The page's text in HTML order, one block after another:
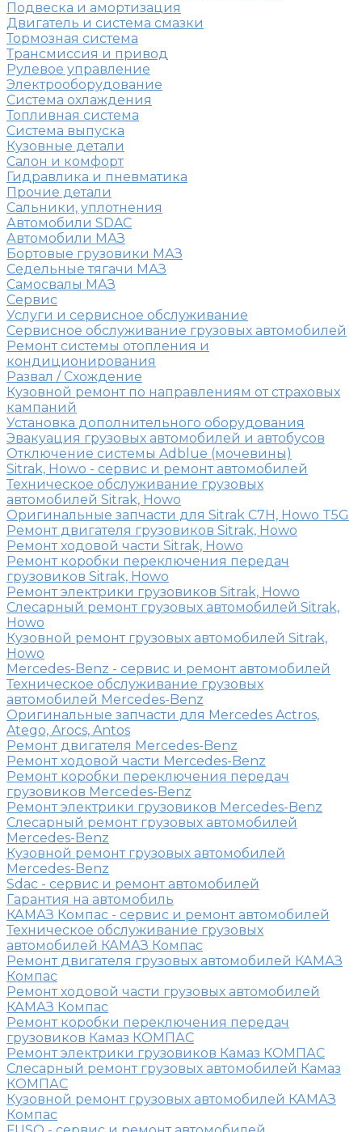
Подвеска и амортизация
Двигатель и система смазки
Тормозная система
Трансмиссия и привод
Рулевое управление
Электрооборудование
Система охлаждения
Топливная система
Система выпуска
Кузовные детали
Салон и комфорт
Гидравлика и пневматика
Прочие детали
Сальники, уплотнения
Автомобили SDAC
Автомобили МАЗ
Бортовые грузовики МАЗ
Седельные тягачи МАЗ
Самосвалы МАЗ
Сервис
Услуги и сервисное обслуживание
Сервисное обслуживание грузовых автомобилей
Ремонт системы отопления и
кондиционирования
Развал / Схождение
Кузовной ремонт по направлениям от страховых
кампаний
Установка дополнительного оборудования
Эвакуация грузовых автомобилей и автобусов
Отключение системы Adblue (мочевины)
Sitrak, Howo - сервис и ремонт автомобилей
Техническое обслуживание грузовых
автомобилей Sitrak, Howo
Оригинальные запчасти для Sitrak C7H, Howo T5G
Ремонт двигателя грузовиков Sitrak, Howo
Ремонт ходовой части Sitrak, Howo
Ремонт коробки переключения передач
грузовиков Sitrak, Howo
Ремонт электрики грузовиков Sitrak, Howo
Слесарный ремонт грузовых автомобилей Sitrak,
Howo
Кузовной ремонт грузовых автомобилей Sitrak,
Howo
Mercedes-Benz - сервис и ремонт автомобилей
Техническое обслуживание грузовых
автомобилей Mercedes-Benz
Оригинальные запчасти для Mercedes Actros,
Atego, Arocs, Antos
Ремонт двигателя Mercedes-Benz
Ремонт ходовой части Mercedes-Benz
Ремонт коробки переключения передач
грузовиков Mercedes-Benz
Ремонт электрики грузовиков Mercedes-Benz
Слесарный ремонт грузовых автомобилей
Mercedes-Benz
Кузовной ремонт грузовых автомобилей
Mercedes-Benz
Sdac - сервис и ремонт автомобилей
Гарантия на автомобиль
КАМАЗ Компас - сервис и ремонт автомобилей
Техническое обслуживание грузовых
автомобилей КАМАЗ Компас
Ремонт двигателя грузовых автомобилей КАМАЗ
Компас
Ремонт ходовой части грузовых автомобилей
КАМАЗ Компас
Ремонт коробки переключения передач
грузовиков Камаз КОМПАС
Ремонт электрики грузовиков Камаз КОМПАС
Слесарный ремонт грузовых автомобилей Камаз
КОМПАС
Кузовной ремонт грузовых автомобилей КАМАЗ
Компас